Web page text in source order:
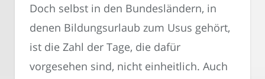
Doch selbst in den Bundesländern, in
denen Bildungsurlaub zum Usus gehört,
ist die Zahl der Tage, die dafür
vorgesehen sind, nicht einheitlich. Auch